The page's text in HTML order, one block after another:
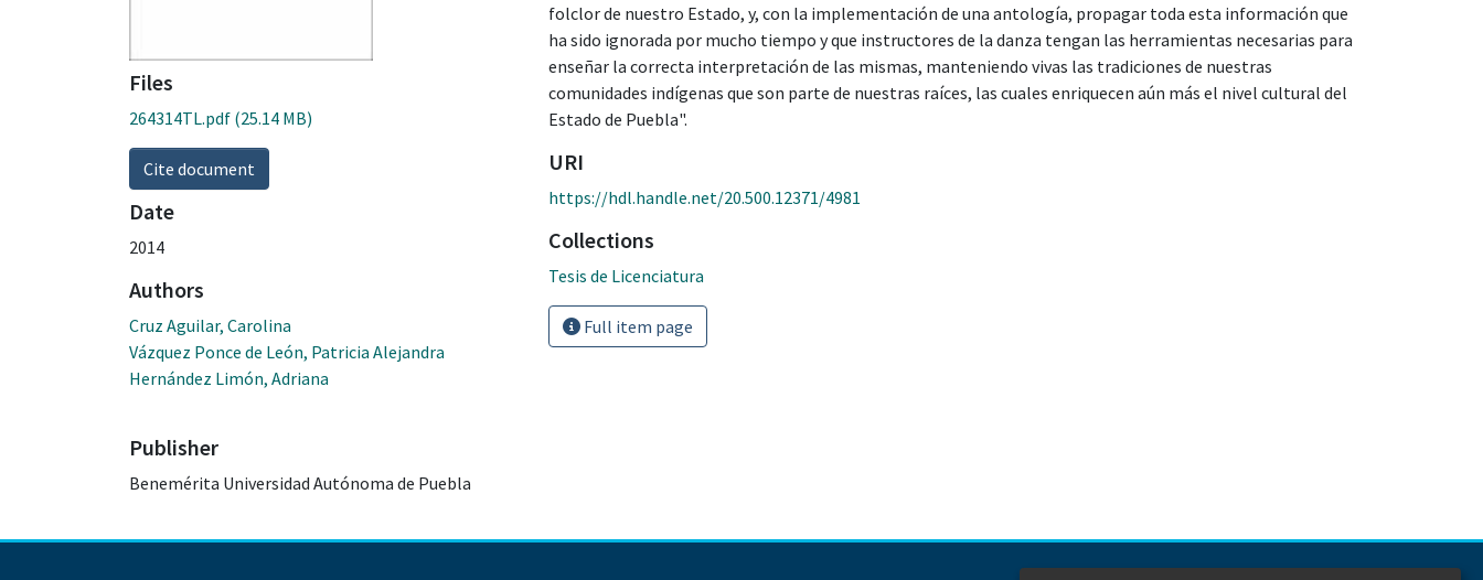
Files
264314TL.pdf (25.14 MB)
Cite document
Date
2014
Authors
Cruz Aguilar, Carolina
Vázquez Ponce de León, Patricia Alejandra
Hernández Limón, Adriana
Publisher
Benemérita Universidad Autónoma de Puebla
folclor de nuestro Estado, y, con la implementación de una antología, propagar toda esta información que
ha sido ignorada por mucho tiempo y que instructores de la danza tengan las herramientas necesarias para
enseñar la correcta interpretación de las mismas, manteniendo vivas las tradiciones de nuestras
comunidades indígenas que son parte de nuestras raíces, las cuales enriquecen aún más el nivel cultural del
Estado de Puebla".
URI
https://hdl.handle.net/20.500.12371/4981
Collections
Tesis de Licenciatura
Full item page